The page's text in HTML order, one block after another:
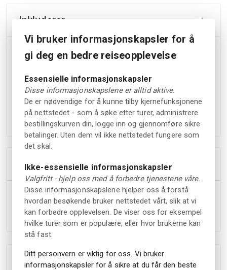
Inkluderer
Adgang til utstilling som dekker 135 års fabrikk- og
Selvguidet omvisning i museet med over 1000
historiske gjenstander utstilt.
Verksted for porselensmaling (Merk at det koster 130
NOK ekstra).
Avbestillingsregler
Du har rett til å få refundert hele bestillingsbeløpet hvis
du avbestiller bestillingen din minst 24 timer før
planlagte starttidspunkt.
Ytterligere informasjon
Vi bruker informasjonskapsler for å
gi deg en bedre reiseopplevelse
Essensielle informasjonskapsler
Disse informasjonskapslene er alltid aktive.
De er nødvendige for å kunne tilby kjernefunksjonene
på nettstedet - som å søke etter turer, administrere
bestillingskurven din, logge inn og gjennomføre sikre
betalinger. Uten dem vil ikke nettstedet fungere som
det skal.
Ikke-essensielle informasjonskapsler
Valgfritt - hjelp oss med å forbedre tjenestene våre.
Disse informasjonskapslene hjelper oss å forstå
hvordan besøkende bruker nettstedet vårt, slik at vi
kan forbedre opplevelsen. De viser oss for eksempel
hvilke turer som er populære, eller hvor brukerne kan
stå fast.
Ditt personvern er viktig for oss. Vi bruker
informasjonskapsler for å sikre at du får den beste